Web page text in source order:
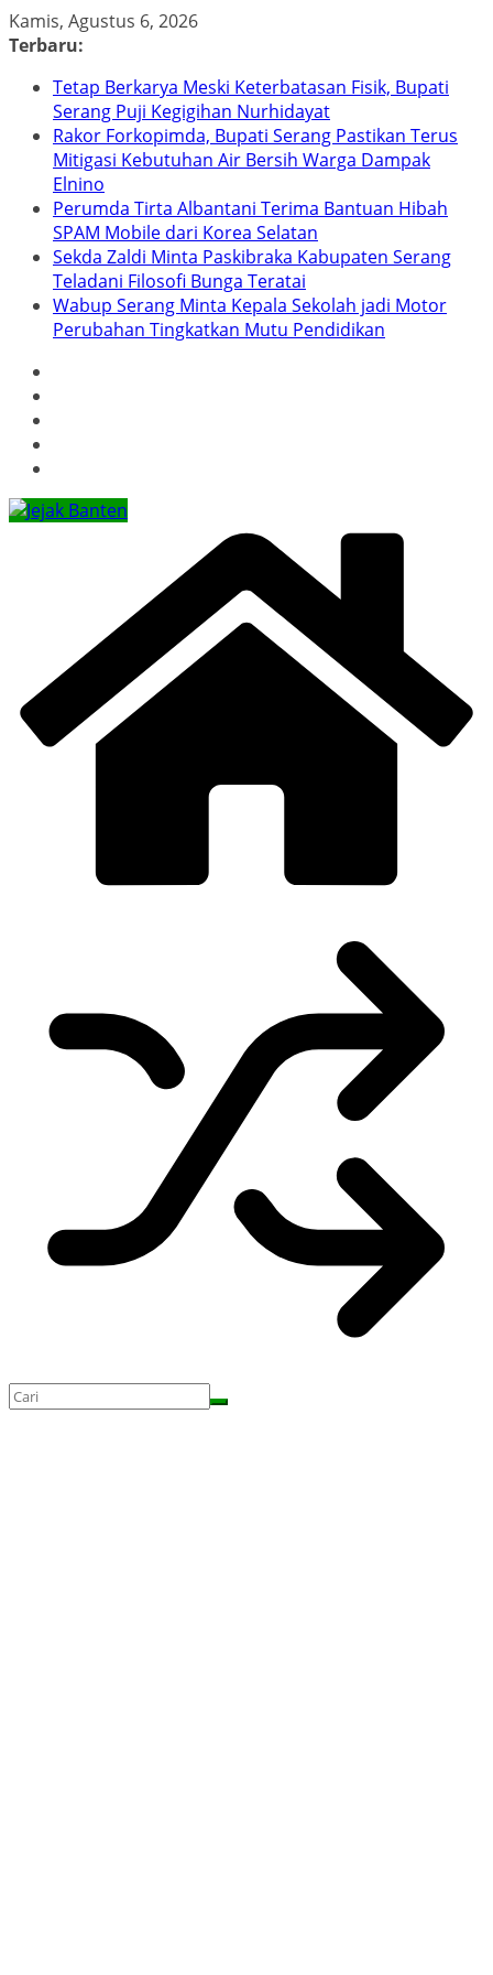
Skip
to
Kamis, Agustus 6, 2026
Terbaru:
Tetap Berkarya Meski Keterbatasan Fisik, Bupati
Serang Puji Kegigihan Nurhidayat
Rakor Forkopimda, Bupati Serang Pastikan Terus
Mitigasi Kebutuhan Air Bersih Warga Dampak
Elnino
Perumda Tirta Albantani Terima Bantuan Hibah
SPAM Mobile dari Korea Selatan
Sekda Zaldi Minta Paskibraka Kabupaten Serang
Teladani Filosofi Bunga Teratai
Wabup Serang Minta Kepala Sekolah jadi Motor
Perubahan Tingkatkan Mutu Pendidikan